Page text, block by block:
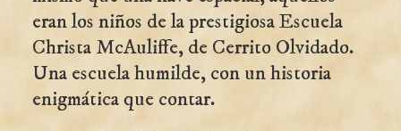
eran los niños de la prestigiosa Escuela
Christa McAuliffe, de Cerrito Olvidado.
Una escuela humilde, con un historia
enigmática que contar.